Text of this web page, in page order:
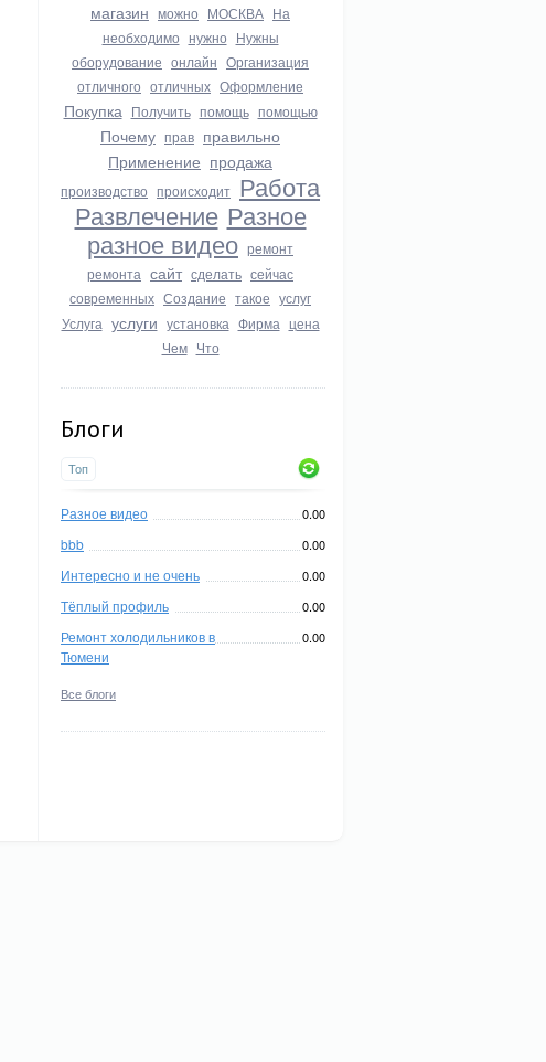
магазин можно МОСКВА На
необходимо нужно Нужны
оборудование онлайн Организация
отличного отличных Оформление
Покупка Получить помощь помощью
Почему прав правильно
Применение продажа
производство происходит Работа
Развлечение Разное
разное видео ремонт
ремонта сайт сделать сейчас
современных Создание такое услуг
Услуга услуги установка Фирма цена
Чем Что
Блоги
Топ
Разное видео 0.00
bbb 0.00
Интересно и не очень 0.00
Тёплый профиль 0.00
Ремонт холодильников в
Тюмени
0.00
Все блоги